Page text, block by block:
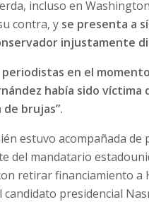
incluso en
contra, y se presenta a
injustamente
en el
había sido víctima
brujas”.
estuvo acompañada de
del mandatario
retirar financiamiento a
presidencial